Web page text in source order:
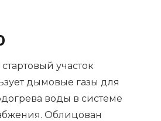
участок
дымовые газы для
воды в системе
Облицован